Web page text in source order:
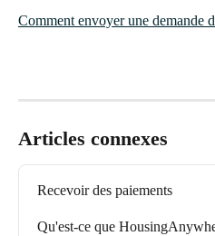
Comment envoyer une demande
Articles connexes
Recevoir des paiements
Qu'est-ce que